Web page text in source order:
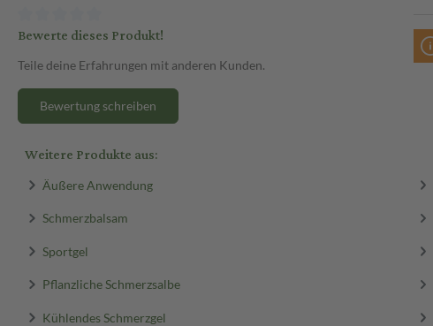
Bewerte dieses Produkt!
Teile deine Erfahrungen mit anderen Kunden.
Bewertung schreiben
Weitere Produkte aus:
Äußere Anwendung
Schmerzbalsam
Sportgel
Pflanzliche Schmerzsalbe
Kühlendes Schmerzgel